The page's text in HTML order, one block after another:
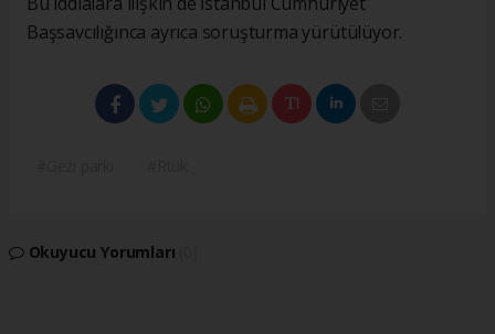
Başsavcılığınca ayrıca soruşturma yürütülüyor.
Okuyucu Yorumları